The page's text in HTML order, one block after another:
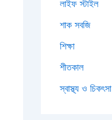
লাইফ স্টাইল
শাক সবজি
শিক্ষা
শীতকাল
স্বাস্থ্য ও চিকৎসা